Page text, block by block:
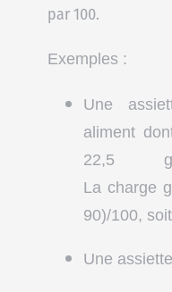
par 100.
Exemples :
Une
aliment
22,5
La charge
90)/100,
Une